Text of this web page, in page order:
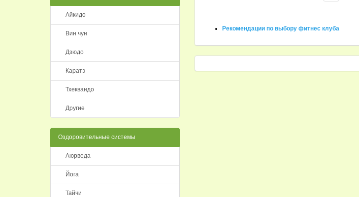
Айкидо
Вин чун
Дзюдо
Каратэ
Тхеквандо
Другие
Оздоровительные системы
Аюрведа
Йога
Тайчи
Рекомендации по выбору фитнес клуба